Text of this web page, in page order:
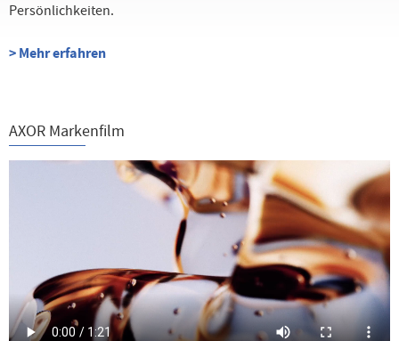
Persönlichkeiten.
> Mehr erfahren
AXOR Markenfilm